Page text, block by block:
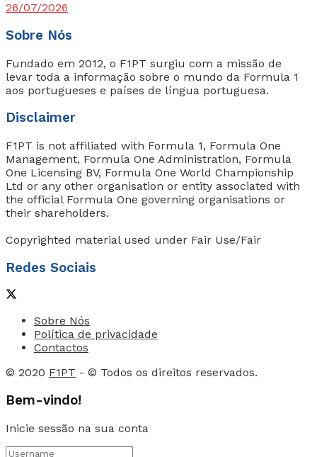
26/07/2026
Sobre Nós
Fundado em 2012, o F1PT surgiu com a missão de
levar toda a informação sobre o mundo da Formula 1
aos portugueses e países de língua portuguesa.
Disclaimer
F1PT is not affiliated with Formula 1, Formula One
Management, Formula One Administration, Formula
One Licensing BV, Formula One World Championship
Ltd or any other organisation or entity associated with
the official Formula One governing organisations or
their shareholders.
Copyrighted material used under Fair Use/Fair
Redes Sociais
Sobre Nós
Política de privacidade
Contactos
© 2020 F1PT - © Todos os direitos reservados.
Bem-vindo!
Inicie sessão na sua conta